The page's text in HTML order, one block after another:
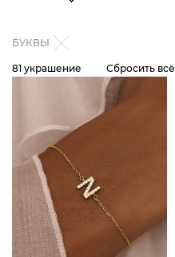
БУКВЫ
81 украшение Сбросить всё